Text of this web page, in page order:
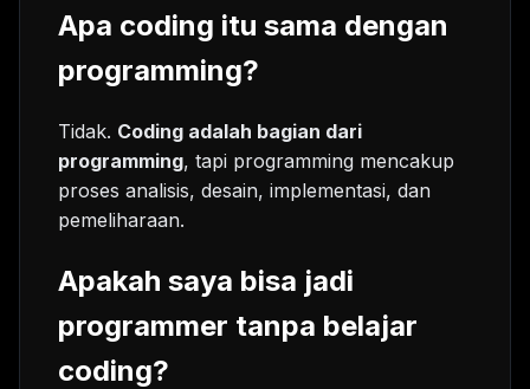
Apa coding itu sama dengan
programming?
Tidak. Coding adalah bagian dari
programming, tapi programming mencakup
proses analisis, desain, implementasi, dan
pemeliharaan.
Apakah saya bisa jadi
programmer tanpa belajar
coding?